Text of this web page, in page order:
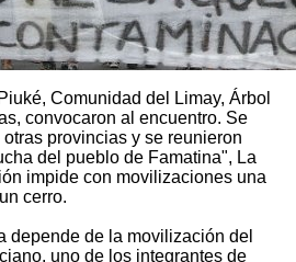
Comunidad del Limay, Árbol
convocaron al encuentro. Se
provincias y se reunieron
del pueblo de Famatina", La
impide con movilizaciones una
cerro.
depende de la movilización del
uno de los integrantes de